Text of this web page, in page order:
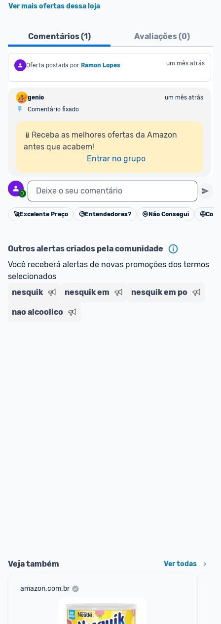
Ver mais ofertas dessa loja
Comentários (1) Avaliações (0)
Oferta postada por Ramon Lopes um mês atrás
genio
um mês atrás
Comentário fixado
📱Receba as melhores ofertas da Amazon
antes que acabem!
Entrar no grupo
0 Deixe o seu comentário
Cancelar
🚀Excelente Preço 🧐Entendedores? 😢 Não Consegui 🤩
Outros alertas criados pela comunidade
Você receberá alertas de novas promoções dos termos
selecionados
nesquik
nesquik em nesquik em po
nao alcoolico
Veja também Ver todas
amazon.com.br